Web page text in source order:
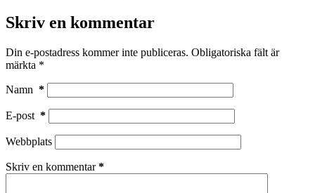
Skriv en kommentar
Din e-postadress kommer inte publiceras. Obligatoriska fält är
märkta *
Namn *
E-post *
Webbplats
Skriv en kommentar*